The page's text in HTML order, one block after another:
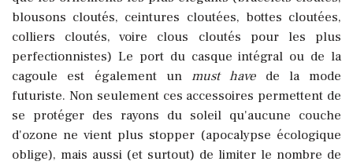
blousons cloutés, ceintures cloutées, bottes cloutées,
colliers cloutés, voire clous cloutés pour les plus
perfectionnistes) Le port du casque intégral ou de la
cagoule est également un must havede la mode
futuriste. Non seulement ces accessoires permettent de
se protéger des rayons du soleil qu'aucune couche
d'ozone ne vient plus stopper (apocalypse écologique
oblige), mais aussi (et surtout) de limiter le nombre de